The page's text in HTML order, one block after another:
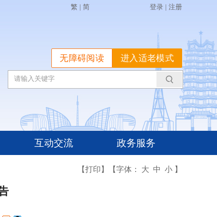
繁 简 登录 注册
进入适老模式
无障碍阅读
互动交流 政务服务
【打印】 【字体： 大 中 小 】